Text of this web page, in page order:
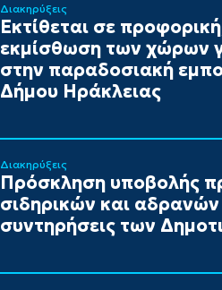
Διακηρύξεις
Εκτίθεται σε
εκμίσθωση των χώρων
στην παραδοσιακή
Δήμου Ηράκλειας
Διακηρύξεις
Πρόσκληση υποβολής
σιδηρικών και αδρανών
συντηρήσεις των